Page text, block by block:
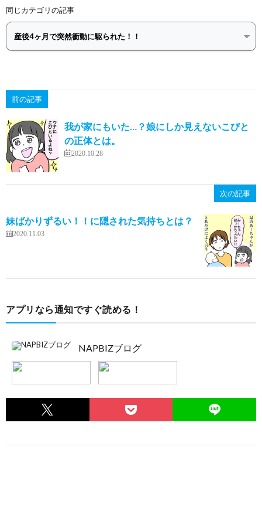
同じカテゴリの記事
前の記事
我が家にもいた…？娘にしか見えないこびと
の正体とは。
2020.10.28
次の記事
妹ばかりずるい！！に隠された気持ちとは？
2020.11.03
アプリなら通知ですぐ読める！
NAPBIZブログ